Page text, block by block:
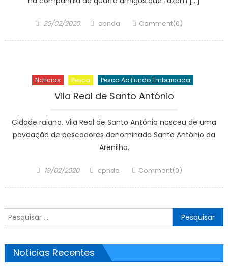
Posted
20/02/2020 Author
cpnda Comment(0)
Noticias Pesca Pesca Ao Fundo Embarcada
Vila Real de Santo António
Cidade raiana, Vila Real de Santo António nasceu de uma
povoação de pescadores denominada Santo António da
Arenilha.
Posted
19/02/2020 Author
cpnda Comment(0)
Pesquisar
por:
Noticias Recentes